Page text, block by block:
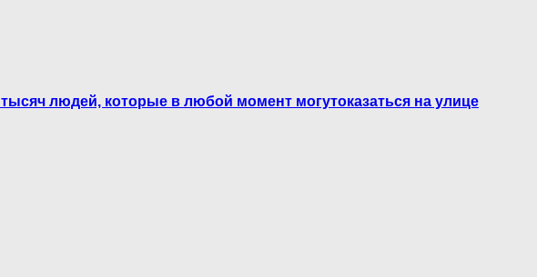
людей, которые в любой момент могутоказаться на улице